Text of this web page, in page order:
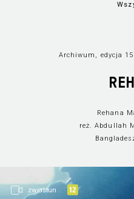
Archiwum, edycja 15
Rehana
reż. Abdullah
zwiastun